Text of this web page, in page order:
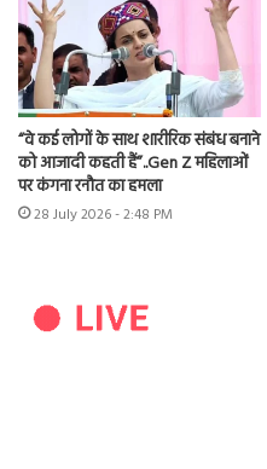
“वे कई लोगों के साथ शारीरिक संबंध बनाने
को आजादी कहती हैं”..Gen Z महिलाओं
पर कंगना रनौत का हमला
28 July 2026 - 2:48 PM